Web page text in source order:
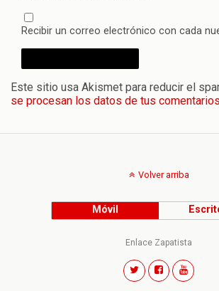
Recibir un correo electrónico con cada
Este sitio usa Akismet para reducir el
se procesan los datos de tus
Volver arriba
Móvil
Enlace Zapatista